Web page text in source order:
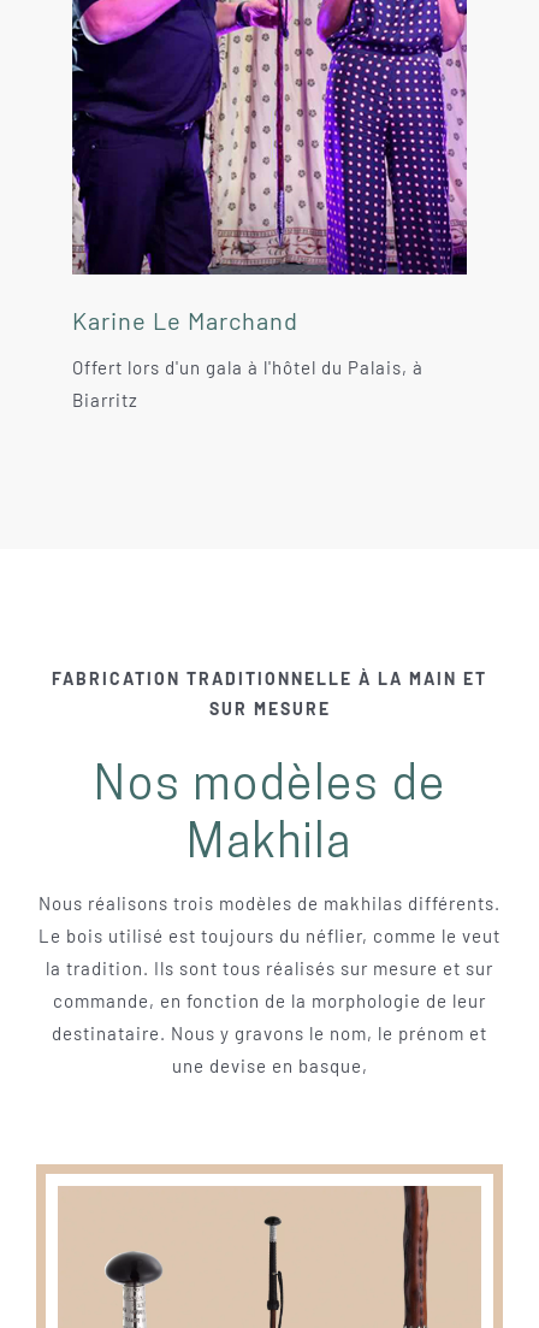
Karine Le Marchand
Offert lors d'un gala à l'hôtel du Palais, à
Biarritz
FABRICATION TRADITIONNELLE À LA MAIN ET
SUR MESURE
Nos modèles de
Makhila
Nous réalisons trois modèles de makhilas différents.
Le bois utilisé est toujours du néflier, comme le veut
la tradition. Ils sont tous réalisés sur mesure et sur
commande, en fonction de la morphologie de leur
destinataire. Nous y gravons le nom, le prénom et
une devise en basque,